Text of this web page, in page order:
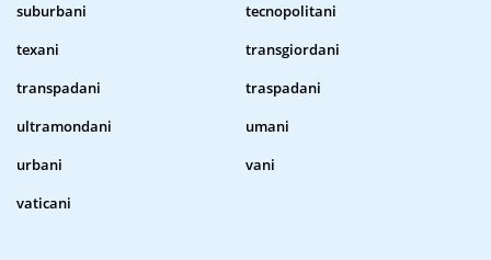
suburbani
tecnopolitani
texani
transgiordani
transpadani
traspadani
ultramondani
umani
urbani
vani
vaticani